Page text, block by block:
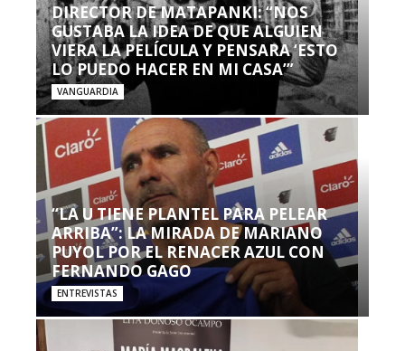
DIRECTOR DE MATAPANKI: “NOS
GUSTABA LA IDEA DE QUE ALGUIEN
VIERA LA PELÍCULA Y PENSARA ‘ESTO
LO PUEDO HACER EN MI CASA’”
VANGUARDIA
“LA U TIENE PLANTEL PARA PELEAR
ARRIBA”: LA MIRADA DE MARIANO
PUYOL POR EL RENACER AZUL CON
FERNANDO GAGO
ENTREVISTAS